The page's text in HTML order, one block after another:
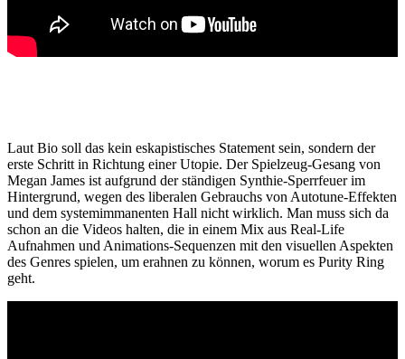
Laut Bio soll das kein eskapistisches Statement sein, sondern der
erste Schritt in Richtung einer Utopie. Der Spielzeug-Gesang von
Megan James ist aufgrund der ständigen Synthie-Sperrfeuer im
Hintergrund, wegen des liberalen Gebrauchs von Autotune-Effekten
und dem systemimmanenten Hall nicht wirklich. Man muss sich da
schon an die Videos halten, die in einem Mix aus Real-Life
Aufnahmen und Animations-Sequenzen mit den visuellen Aspekten
des Genres spielen, um erahnen zu können, worum es Purity Ring
geht.